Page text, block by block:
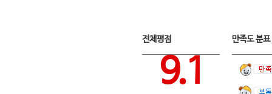
전체평점
9.1
만족도 분